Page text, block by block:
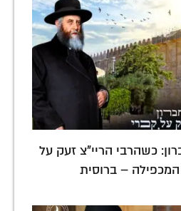
כשהרבי הריי"צ זעק על
– ברוסית